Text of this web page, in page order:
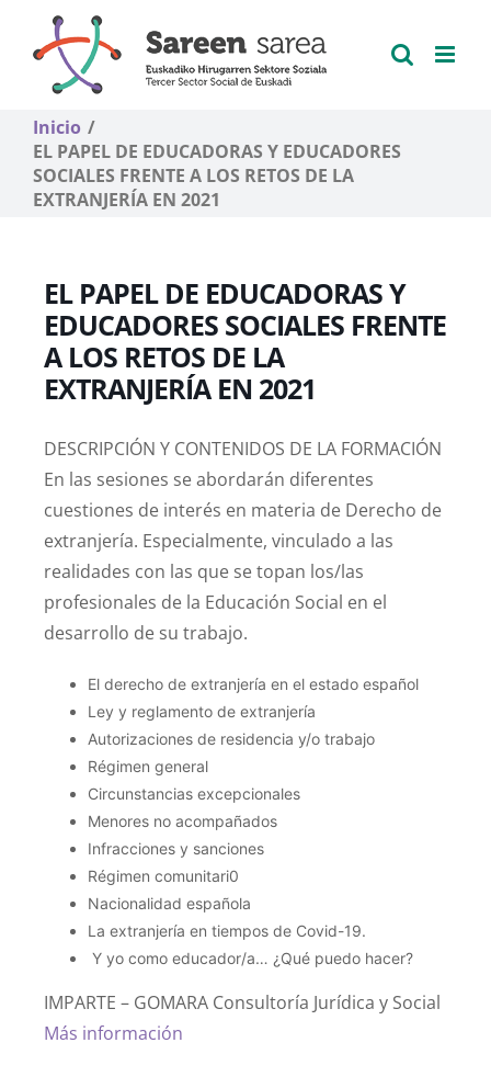
contenido
Inicio
EL PAPEL DE EDUCADORAS Y EDUCADORES
SOCIALES FRENTE A LOS RETOS DE LA
EXTRANJERÍA EN 2021
EL PAPEL DE EDUCADORAS Y
EDUCADORES SOCIALES FRENTE
A LOS RETOS DE LA
EXTRANJERÍA EN 2021
DESCRIPCIÓN Y CONTENIDOS DE LA FORMACIÓN
En las sesiones se abordarán diferentes
cuestiones de interés en materia de Derecho de
extranjería. Especialmente, vinculado a las
realidades con las que se topan los/las
profesionales de la Educación Social en el
desarrollo de su trabajo.
El derecho de extranjería en el estado español
Ley y reglamento de extranjería
Autorizaciones de residencia y/o trabajo
Régimen general
Circunstancias excepcionales
Menores no acompañados
Infracciones y sanciones
Régimen comunitari0
Nacionalidad española
La extranjería en tiempos de Covid-19.
Y yo como educador/a… ¿Qué puedo hacer?
IMPARTE – GOMARA Consultoría Jurídica y Social
Más información